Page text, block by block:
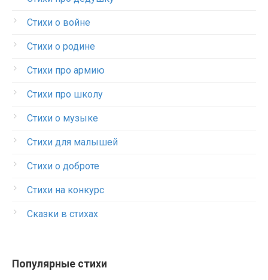
Стихи о войне
Стихи о родине
Стихи про армию
Стихи про школу
Стихи о музыке
Стихи для малышей
Стихи о доброте
Стихи на конкурс
Сказки в стихах
Популярные стихи